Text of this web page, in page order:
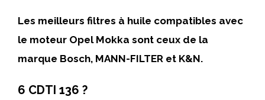
Les meilleurs filtres à huile compatibles avec
le moteur Opel Mokka sont ceux de la
marque Bosch, MANN-FILTER et K&N.
6 CDTI 136 ?